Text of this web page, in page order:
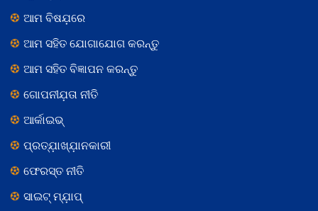
ଆମ ବିଷଯ଼ରେ
ଆମ ସହିତ ଯୋଗାଯୋଗ କରନ୍ତୁ
ଆମ ସହିତ ବିଜ୍ଞାପନ କରନ୍ତୁ
ଗୋପନୀଯ଼ତା ନୀତି
ଆର୍କାଇଭ୍
ପ୍ରତ୍ଯ଼ାଖ୍ଯ଼ାନକାରୀ
ଫେରସ୍ତ ନୀତି
ସାଇଟ୍ ମ୍ଯ଼ାପ୍